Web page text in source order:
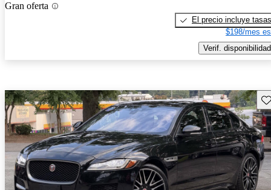
Gran oferta
El precio incluye tasas
$198/mes
Verif. disponibilidad